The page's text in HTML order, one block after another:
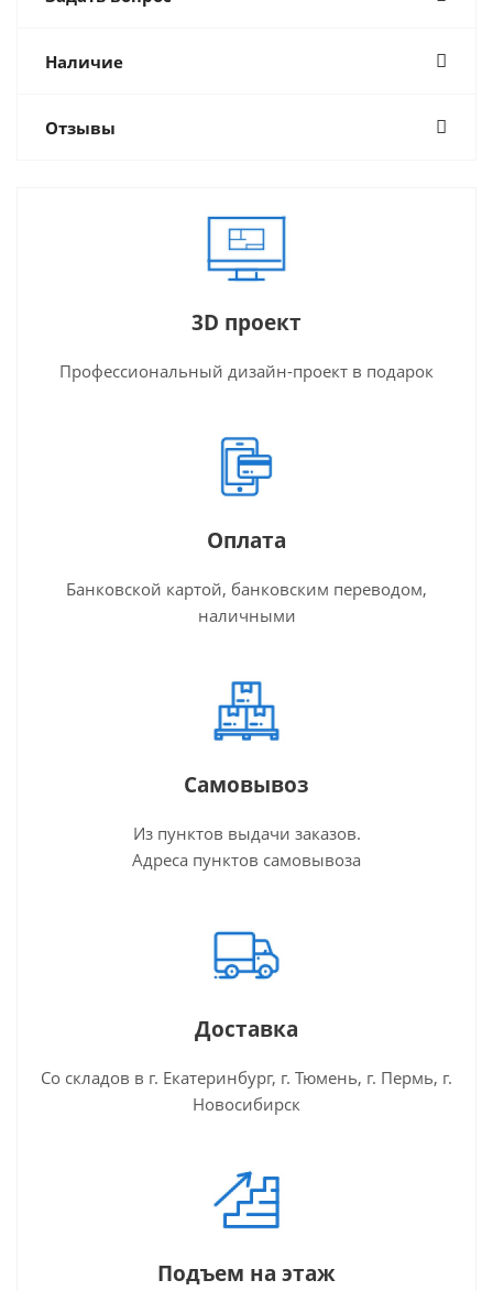
Наличие
Отзывы
3D проект
Профессиональный дизайн-проект в подарок
Оплата
Банковской картой, банковским переводом,
наличными
Самовывоз
Из пунктов выдачи заказов.
Адреса пунктов самовывоза
Доставка
Со складов в г. Екатеринбург, г. Тюмень, г. Пермь, г.
Новосибирск
Подъем на этаж